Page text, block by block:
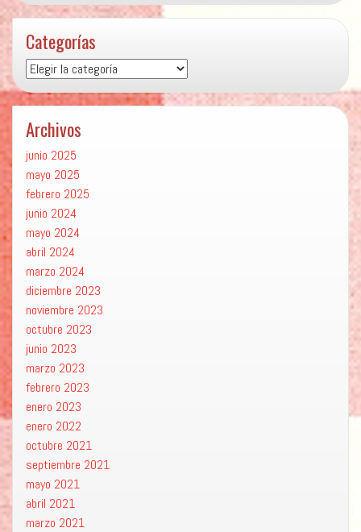
Categorías
Categorías
Archivos
junio 2025
mayo 2025
febrero 2025
junio 2024
mayo 2024
abril 2024
marzo 2024
diciembre 2023
noviembre 2023
octubre 2023
junio 2023
marzo 2023
febrero 2023
enero 2023
enero 2022
octubre 2021
septiembre 2021
mayo 2021
abril 2021
marzo 2021